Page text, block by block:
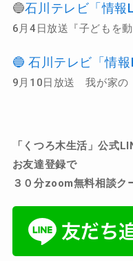
🔵石川テレビ「情
6月4日放送『子どもを動
🔵 石川テレビ「情報
9月10日放送 我が家の
「くつろ木生活」公式
お友達登録で
３０分zoom無料相談ク